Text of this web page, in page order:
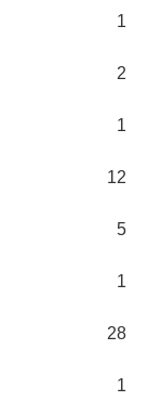
1
2
1
12
5
1
28
1